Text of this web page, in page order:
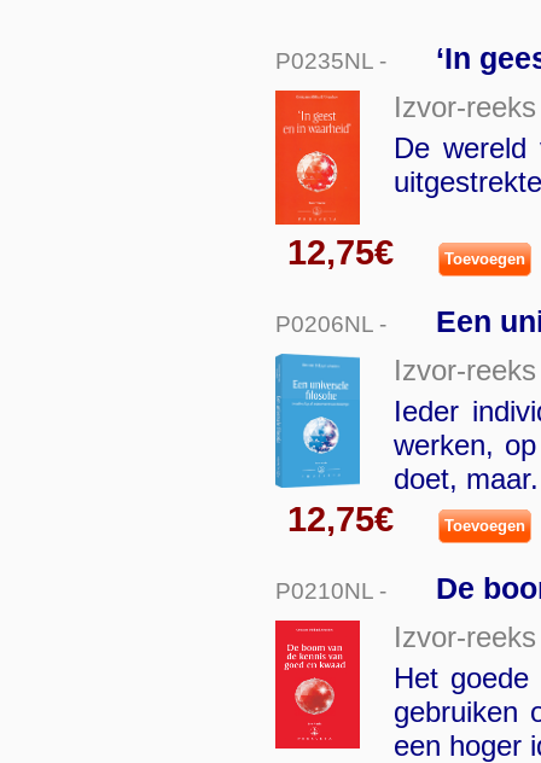
P0235NL - ‘In
Izvor-reeks
De
12,75€ Toevoegen
P0206NL - Een
Izvor-reeks
Ieder
werken,
doet,
12,75€ Toevoegen
P0210NL - De
Izvor-reeks
Het
gebruiken
een hoger